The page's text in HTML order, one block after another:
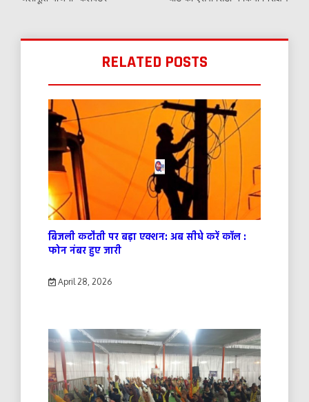
RELATED POSTS
बिजली कटौती पर बड़ा एक्शन: अब सीधे करें कॉल :
फोन नंबर हुए जारी
April 28, 2026